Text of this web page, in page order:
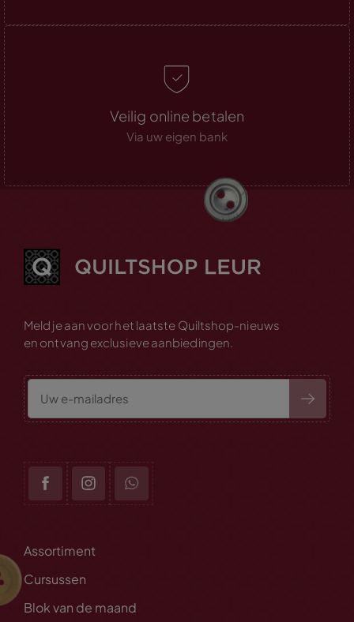
Veilig online betalen
Via uw eigen bank
Meld je aan voor het laatste Quiltshop-nieuws
en ontvang exclusieve aanbiedingen.
Assortiment
Cursussen
Blok van de maand